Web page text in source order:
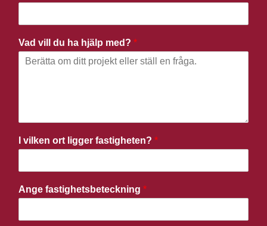
Vad vill du ha hjälp med? *
I vilken ort ligger fastigheten? *
Ange fastighetsbeteckning *